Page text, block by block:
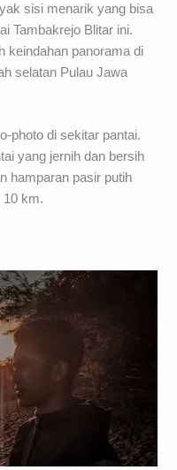
sisi menarik yang bisa
Tambakrejo Blitar ini.
keindahan panorama di
selatan Pulau Jawa
photo di sekitar pantai.
yang jernih dan bersih
hamparan pasir putih
10 km.